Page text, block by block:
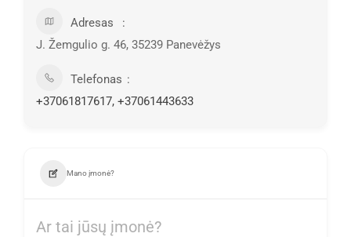
Adresas
J. Žemgulio g. 46, 35239 Panevėžys
Telefonas
+37061817617, +37061443633
Mano įmonė?
Ar tai jūsų įmonė?